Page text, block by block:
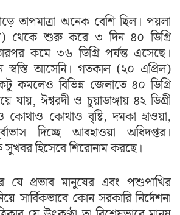
তাপমাত্রা অনেক বেশি ছিল। পয়লা
থেকে শুরু করে ৩ দিন ৪০ ডিগ্রি
কমে ৩৬ ডিগ্রি পর্যন্ত এসেছে।
স্বস্তি আসেনি। গতকাল (২০ এপ্রিল)
কমলেও বিভিন্ন জেলাতে ৪০ ডিগ্রি
যায়, ঈশ্বরদী ও চুয়াডাঙ্গায় ৪২ ডিগ্রী
কোথাও কোথাও বৃষ্টি, দমকা হাওয়া,
দিচ্ছে আবহাওয়া অধিদপ্তর।
হিসেবে শিরোনাম করছে।
যে প্রভাব মানুষের এবং পশুপাখির
সার্বিকভাবে কোন সরকারি নির্দেশনা